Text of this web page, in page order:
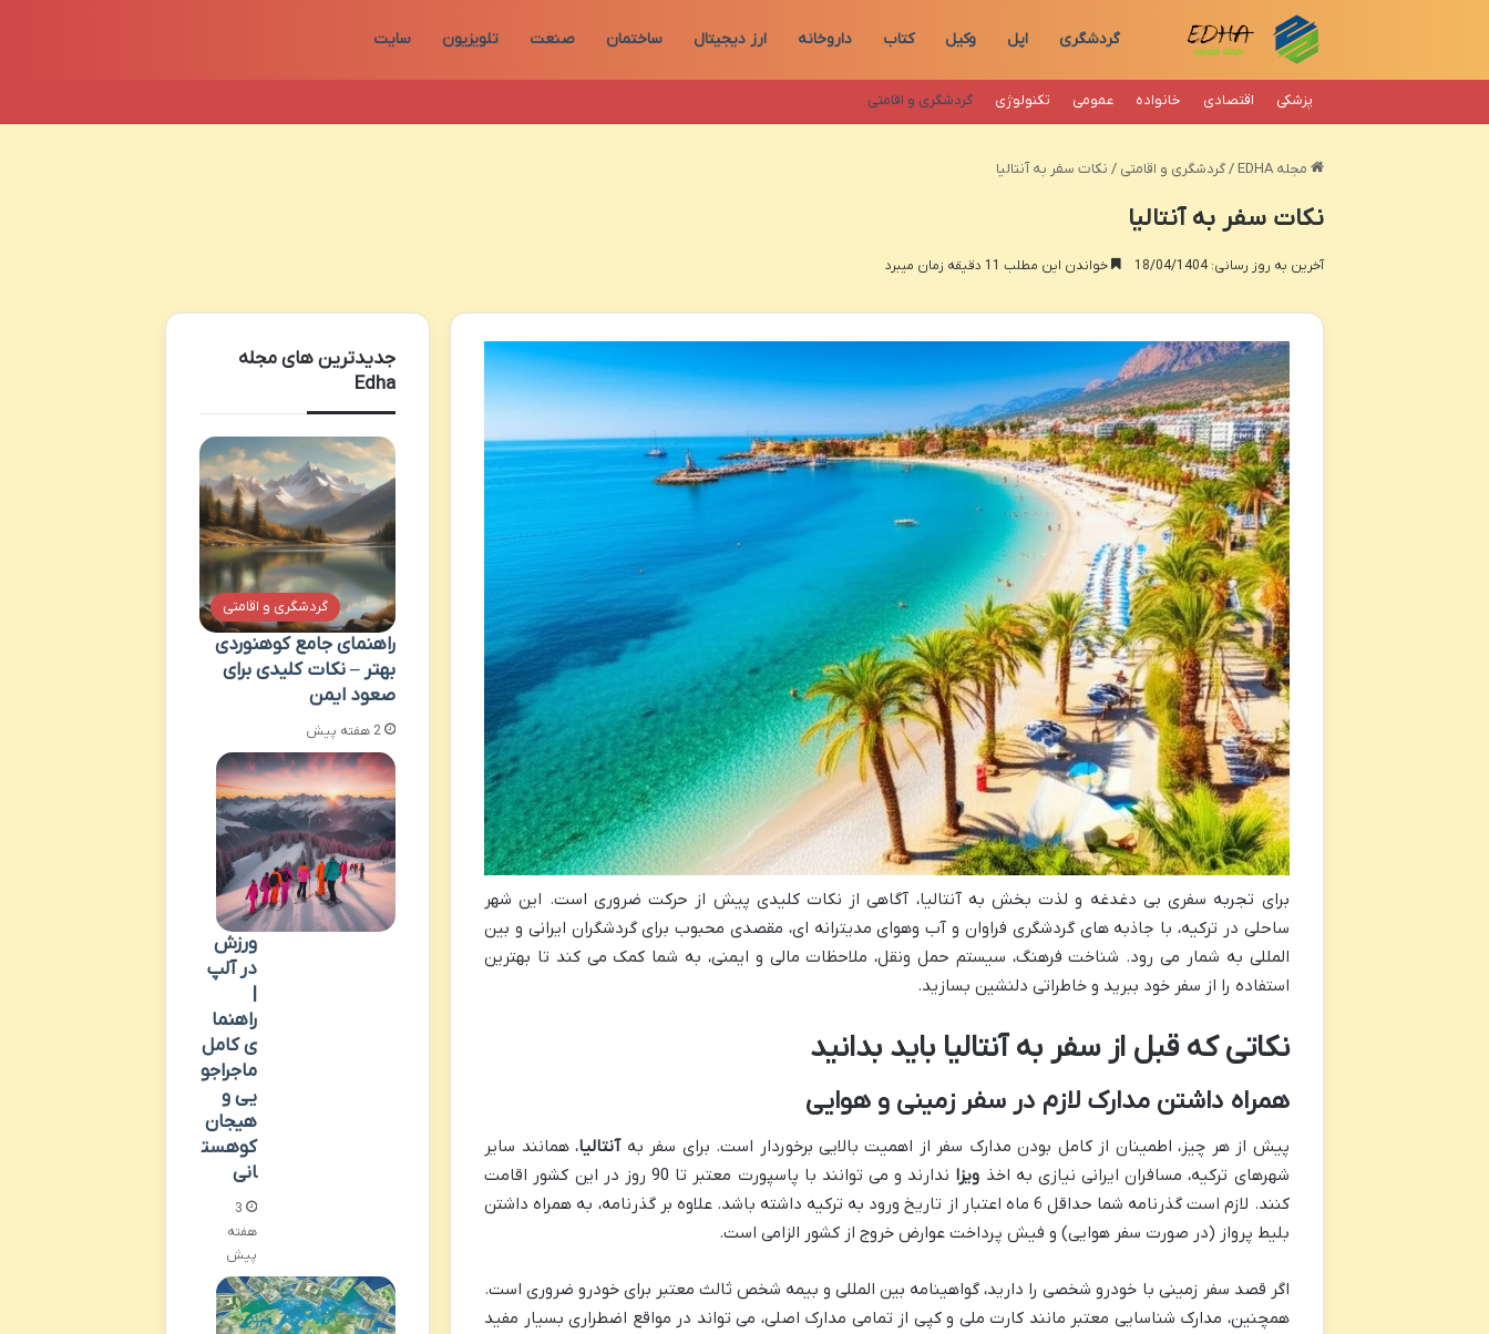
گردشگری اپل وکیل کتاب داروخانه ارز دیجیتال ساختمان صنعت تلویزیون سایت
پزشکی اقتصادی خانواده عمومی تکنولوژی گردشگری و اقامتی
مجله EDHA / گردشگری و اقامتی / نکات سفر به آنتالیا
نکات سفر به آنتالیا
آخرین به روز رسانی: 18/04/1404 خواندن این مطلب 11 دقیقه زمان میبرد
برای تجربه سفری بی دغدغه و لذت بخش به آنتالیا، آگاهی از نکات کلیدی پیش از حرکت ضروری است. این شهر
ساحلی در ترکیه، با جاذبه های گردشگری فراوان و آب وهوای مدیترانه ای، مقصدی محبوب برای گردشگران ایرانی و بین
المللی به شمار می رود. شناخت فرهنگ، سیستم حمل ونقل، ملاحظات مالی و ایمنی، به شما کمک می کند تا بهترین
استفاده را از سفر خود ببرید و خاطراتی دلنشین بسازید.
نکاتی که قبل از سفر به آنتالیا باید بدانید
همراه داشتن مدارک لازم در سفر زمینی و هوایی
پیش از هر چیز، اطمینان از کامل بودن مدارک سفر از اهمیت بالایی برخوردار است. برای سفر بهآنتالیا، همانند سایر
شهرهای ترکیه، مسافران ایرانی نیازی به اخذ ویزا
ندارند و می توانند با پاسپورت معتبر تا 90 روز در این کشور اقامت
کنند. لازم است گذرنامه شما حداقل 6 ماه اعتبار از تاریخ ورود به ترکیه داشته باشد. علاوه بر گذرنامه، به همراه داشتن
بلیط پرواز (در صورت سفر هوایی) و فیش پرداخت عوارض خروج از کشور الزامی است.
اگر قصد سفر زمینی با خودرو شخصی را دارید، گواهینامه بین المللی و بیمه شخص ثالث معتبر برای خودرو ضروری است.
همچنین، مدارک شناسایی معتبر مانند کارت ملی و کپی از تمامی مدارک اصلی، می تواند در مواقع اضطراری بسیار مفید
جدیدترین های مجله
Edha
گردشگری و اقامتی
راهنمای جامع کوهنوردی
بهتر – نکات کلیدی برای
صعود ایمن
2 هفته پیش
ورزش
در آلپ
|
راهنما
ی کامل
ماجراجو
یی و
هیجان
کوهست
انی
3
هفته
پیش